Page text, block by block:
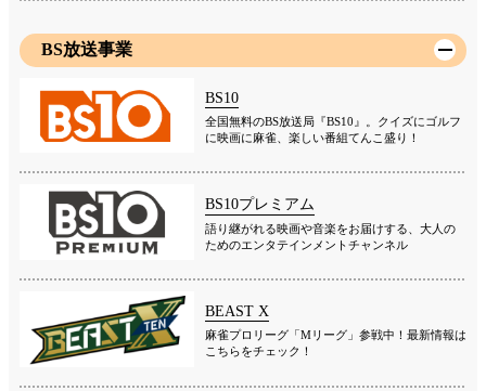
BS放送事業
BS10
全国無料のBS放送局『BS10』。クイズにゴルフ
に映画に麻雀、楽しい番組てんこ盛り！
BS10プレミアム
語り継がれる映画や音楽をお届けする、大人の
ためのエンタテインメントチャンネル
BEAST X
麻雀プロリーグ「Mリーグ」参戦中！最新情報は
こちらをチェック！